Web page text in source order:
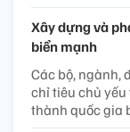
Xây dựng và
biển mạnh
Các bộ, ngành,
chỉ tiêu chủ
thành quốc gia